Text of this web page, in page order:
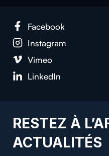
Face­book
Insta­gram
Vimeo
LinkedIn
RESTEZ À
ACTUALITÉS